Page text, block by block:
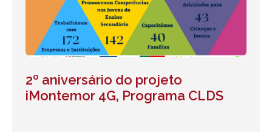
2º aniversário do projeto
iMontemor 4G, Programa CLDS